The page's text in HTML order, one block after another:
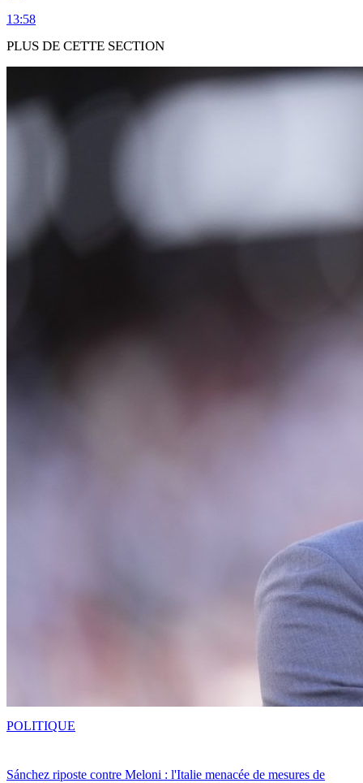
13:58
PLUS DE CETTE SECTION
Sánchez riposte contre Meloni : l'Italie menacée de mesures de
POLITIQUE